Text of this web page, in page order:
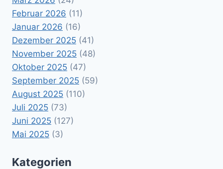
Februar 2026 (11)
Januar 2026 (16)
Dezember 2025 (41)
November 2025 (48)
Oktober 2025 (47)
September 2025 (59)
August 2025 (110)
Juli 2025 (73)
Juni 2025 (127)
Mai 2025 (3)
Kategorien